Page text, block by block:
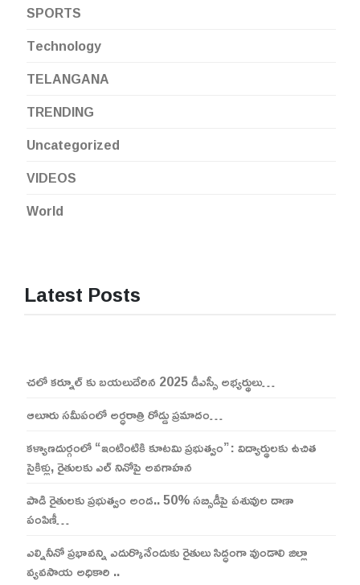
SPORTS
Technology
TELANGANA
TRENDING
Uncategorized
VIDEOS
World
Latest Posts
చలో కర్నూల్ కు బయలుదేరిన 2025 డీఎస్సీ అభ్యర్థులు…
ఆలూరు సమీపంలో అర్ధరాత్రి రోడ్డు ప్రమాదం…
కళ్యాణదుర్గంలో “ఇంటింటికి కూటమి ప్రభుత్వం”: విద్యార్థులకు ఉచిత
సైకిళ్లు, రైతులకు ఎల్ నినోపై అవగాహన
పాడి రైతులకు ప్రభుత్వం అండ.. 50% సబ్సిడీపై పశువుల దాణా
పంపిణీ…
ఎల్నినీనో ప్రభావన్ని ఎదుర్కొనేందుకు రైతులు సిద్ధంగా వుండాలి జిల్లా
వ్యవసాయ అధికారి ..